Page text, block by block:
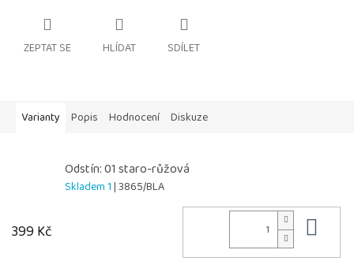
ZEPTAT SE HLÍDAT SDÍLET
Varianty Popis Hodnocení Diskuze
Odstín: 01 staro-růžová
Skladem 1| 3865/BLA
399 Kč